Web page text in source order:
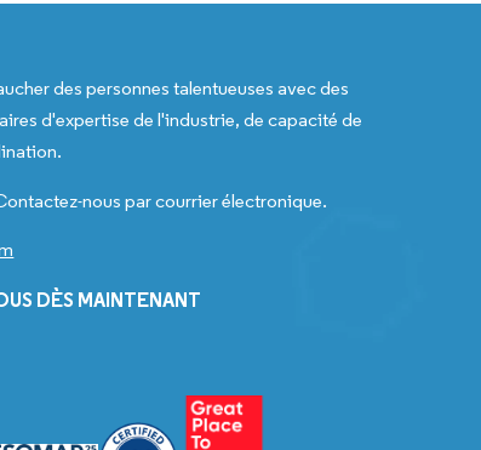
des personnes talentueuses avec des
d'expertise de l'industrie, de capacité de
nous par courrier électronique.
DÈS MAINTENANT